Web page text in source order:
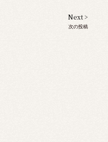
Next >
次の投稿